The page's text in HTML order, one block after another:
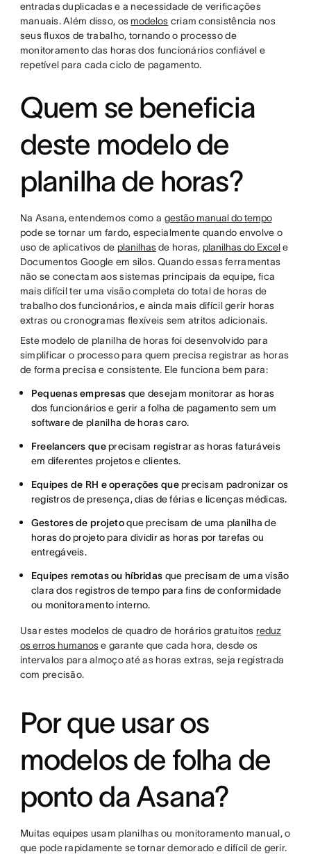
entradas duplicadas e a necessidade de verificações
manuais. Além disso, os modelos criam consistência nos
seus fluxos de trabalho, tornando o processo de
monitoramento das horas dos funcionários confiável e
repetível para cada ciclo de pagamento.
Quem se beneficia
deste modelo de
planilha de horas?
Na Asana, entendemos como a gestão manual do tempo
pode se tornar um fardo, especialmente quando envolve o
uso de aplicativos de planilhasde horas, planilhas do Excele
Documentos Google em silos. Quando essas ferramentas
não se conectam aos sistemas principais da equipe, fica
mais difícil ter uma visão completa do total de horas de
trabalho dos funcionários, e ainda mais difícil gerir horas
extras ou cronogramas flexíveis sem atritos adicionais.
Este modelo de planilha de horas foi desenvolvido para
simplificar o processo para quem precisa registrar as horas
de forma precisa e consistente. Ele funciona bem para:
Pequenas empresas que desejam monitorar as horas
dos funcionários e gerir a folha de pagamento sem um
software de planilha de horas caro.
Freelancers queprecisam registrar as horas faturáveis
em diferentes projetos e clientes.
Equipes de RH e operações queprecisam padronizar os
registros de presença, dias de férias e licenças médicas.
Gestores de projetoque precisam de uma planilha de
horas do projeto para dividir as horas por tarefas ou
entregáveis.
Equipes remotas ou híbridas que precisam de uma visão
clara dos registros de tempo para fins de conformidade
ou monitoramento interno.
Usar estes modelos de quadro de horários gratuitos reduz
os erros humanose garante que cada hora, desde os
intervalos para almoço até as horas extras, seja registrada
com precisão.
Por que usar os
modelos de folha de
ponto da Asana?
Muitas equipes usam planilhas ou monitoramento manual, o
que pode rapidamente se tornar demorado e difícil de gerir.